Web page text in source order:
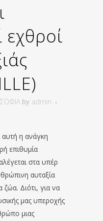
εχθροί
by admin
η ανάγκη
επιθυμία
στα υπέρ
αυταξία
Διότι, για να
μας υπεροχής
μιας